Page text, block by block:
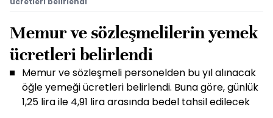
Memur ve sözleşmelilerin yemek
ücretleri belirlendi
Memur ve sözleşmeli personelden bu yıl alınacak
öğle yemeği ücretleri belirlendi. Buna göre, günlük
1,25 lira ile 4,91 lira arasında bedel tahsil edilecek